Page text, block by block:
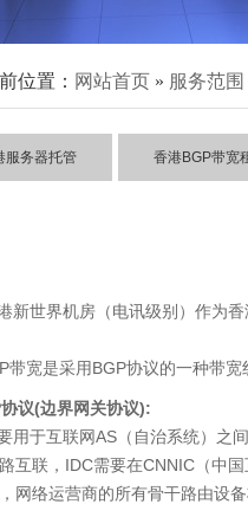
位置： 网站首页 » 服务范围
服务器托管 香港BGP带宽
新世界机房（电讯级别）作为
带宽是采用BGP协议的一种带
议(边界网关协议):
用于互联网AS（自治系统）之
互联，IDC需要在CNNIC（中
网络运营商的所有骨干路由设